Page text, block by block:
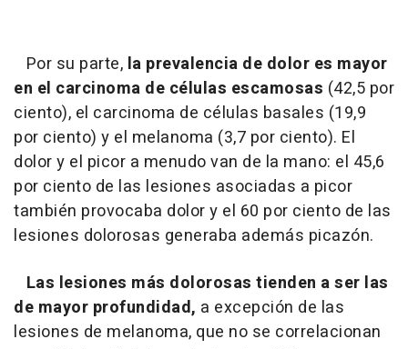
Por su parte, la prevalencia de dolor es mayor
en el carcinoma de células escamosas (42,5 por
ciento), el carcinoma de células basales (19,9
por ciento) y el melanoma (3,7 por ciento). El
dolor y el picor a menudo van de la mano: el 45,6
por ciento de las lesiones asociadas a picor
también provocaba dolor y el 60 por ciento de las
lesiones dolorosas generaba además picazón.
Las lesiones más dolorosas tienden a ser las
de mayor profundidad, a excepción de las
lesiones de melanoma, que no se correlacionan